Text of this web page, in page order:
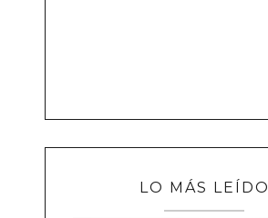
LO MÁS LEÍDO